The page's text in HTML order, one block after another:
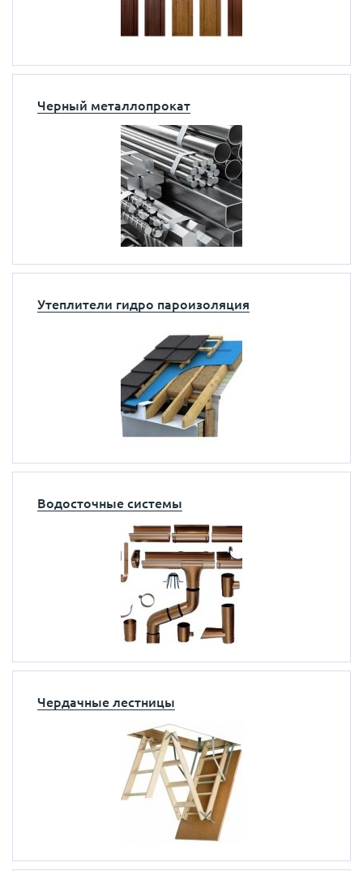
Черный металлопрокат
Утеплители гидро пароизоляция
Водосточные системы
Чердачные лестницы